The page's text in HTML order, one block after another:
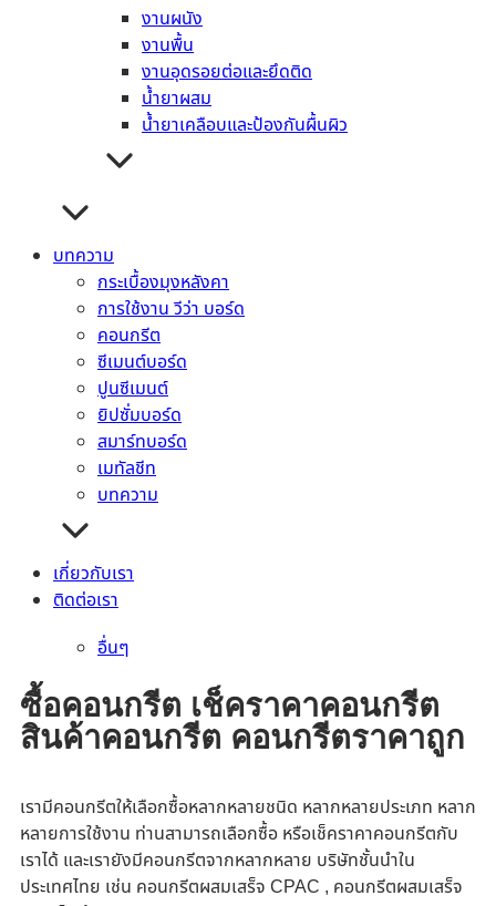
งานผนัง
งานพื้น
งานอุดรอยต่อและยึดติด
น้ำยาผสม
น้ำยาเคลือบและป้องกันผื้นผิว
บทความ
กระเบื้องมุงหลังคา
การใช้งาน วีว่า บอร์ด
คอนกรีต
ซีเมนต์บอร์ด
ปูนซีเมนต์
ยิปซั่มบอร์ด
สมาร์ทบอร์ด
เมทัลชีท
บทความ
เกี่ยวกับเรา
ติดต่อเรา
ไม้อัดเคลือบฟิล์มดำ
ไม้สังเคราะห์ ไม้เทียม
เชิงชาย
เชิงชายตกแต่ง
ไม้มอบ
ไม้ฝา
ไม้รั้ว
ไม้บัว
ไม้พื้น
ไม้บันได
ไม้ตกแต่ง
ไม้เอนกประสงค์
ประตู วงกบ
เคมีก่อสร้าง
งานกันซึม
งานโครงสร้าง
งานอุดรอยต่อและยึดติด
น้ำยาผสม
อื่นๆ
ซื้อคอนกรีต เช็คราคาคอนกรีต
สินค้าคอนกรีต คอนกรีตราคาถูก
เรามีคอนกรีตให้เลือกซื้อหลากหลายชนิด หลากหลายประเภท หลาก
หลายการใช้งาน ท่านสามารถเลือกซื้อ หรือเช็คราคาคอนกรีตกับ
เราได้ และเรายังมีคอนกรีตจากหลากหลาย บริษัทชั้นนำใน
ประเทศไทย เช่น คอนกรีตผสมเสร็จ CPAC , คอนกรีตผสมเสร็จ